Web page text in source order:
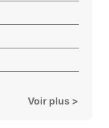
Voir plus >